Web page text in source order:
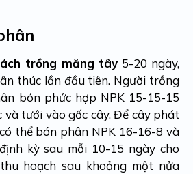
trồng măng tây 5-20 ngày,
thúc lần đầu tiên. Người trồng
bón phức hợp NPK 15-15-15
và tưới vào gốc cây. Để cây phát
thể bón phân NPK 16-16-8 và
kỳ sau mỗi 10-15 ngày cho
hoạch sau khoảng một nửa